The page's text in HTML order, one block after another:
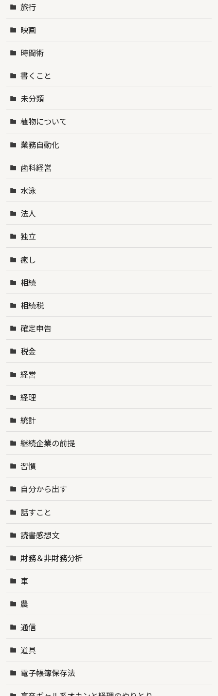
旅行
映画
時間術
書くこと
未分類
植物について
業務自動化
歯科経営
水泳
法人
独立
癒し
相続
相続税
確定申告
税金
経営
経理
統計
継続企業の前提
習慣
自分から出す
話すこと
読書感想文
財務＆非財務分析
車
農
通信
道具
電子帳簿保存法